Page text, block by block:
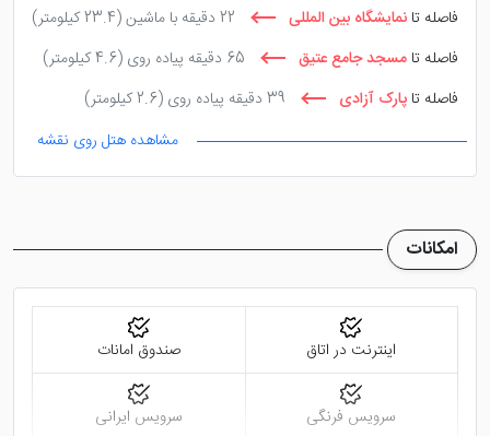
فاصله تا نمایشگاه بین المللی 22 دقیقه با ماشین
(23.4 کیلومتر)
فاصله تا مسجد جامع عتیق 65 دقیقه پیاده روی
(4.6 کیلومتر)
فاصله تا پارک آزادی 39 دقیقه پیاده روی
(2.6 کیلومتر)
مشاهده هتل روی نقشه
امکانات
اینترنت در اتاق صندوق امانات
سرویس فرنگی سرویس ایرانی